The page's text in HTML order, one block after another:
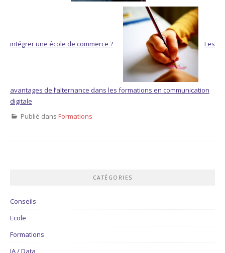
intégrer une école de commerce ? Les
avantages de l’alternance dans les formations en communication
digitale
Publié dans Formations
CATÉGORIES
Conseils
Ecole
Formations
IA / Data